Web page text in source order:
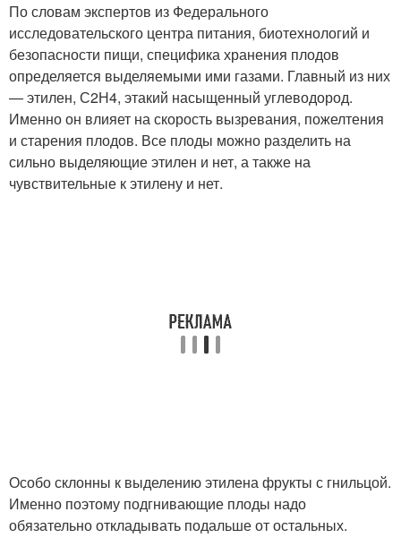
По словам экспертов из Федерального
исследовательского центра питания, биотехнологий и
безопасности пищи, специфика хранения плодов
определяется выделяемыми ими газами. Главный из них
— этилен, С2Н4, этакий насыщенный углеводород.
Именно он влияет на скорость вызревания, пожелтения
и старения плодов. Все плоды можно разделить на
сильно выделяющие этилен и нет, а также на
чувствительные к этилену и нет.
Особо склонны к выделению этилена фрукты с гнильцой.
Именно поэтому подгнивающие плоды надо
обязательно откладывать подальше от остальных.